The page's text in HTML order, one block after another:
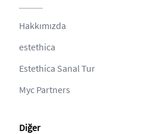
Hakkımızda
estethica
Estethica Sanal Tur
Myc Partners
Diğer